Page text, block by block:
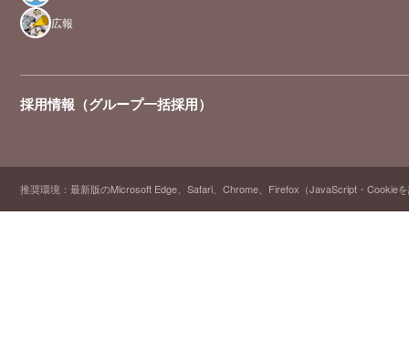
広報
採用情報（グループ一括採用）
推奨環境：最新版のMicrosoft Edge、Safari、Chrome、Firefox（JavaScript・Cookie